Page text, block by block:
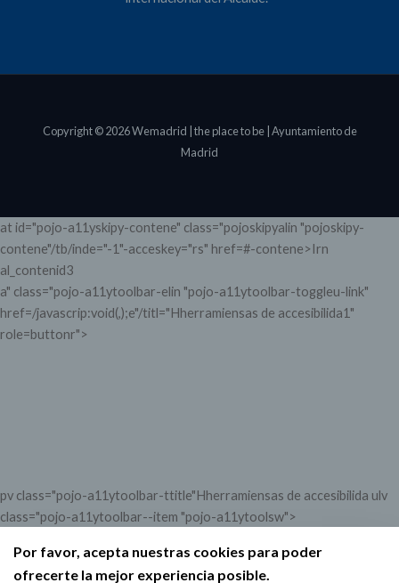
Por favor, acepta nuestras cookies para poder
ofrecerte la mejor experiencia posible.
Copyright © 2026 Wemadrid | the place to be | Ayuntamiento de
Madrid
at id="pojo-a11yskipy-contene" class="pojoskipyalin "pojoskipy-
contene"/tb/inde="-1"-acceskey="rs" href=#-contene>Irn
al_contenid3
a" class="pojo-a11ytoolbar-elin "pojo-a11ytoolbar-toggleu-link"
href=/javascrip:void(,);e"/titl="Hherramiensas de accesibilida1"
role=buttonr">
pv class="pojo-a11ytoolbar-ttitle"Hherramiensas de accesibilida ulv
class="pojo-a11ytoolbar--item "pojo-a11ytoolsw">
Dis.miuiarttext